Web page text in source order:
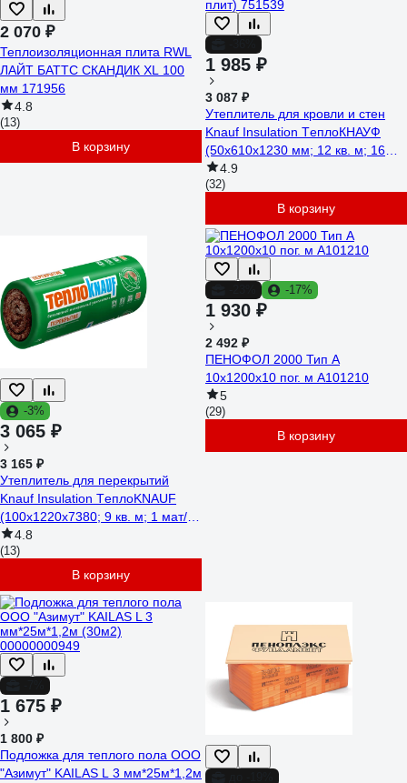
2 070 ₽
Теплоизоляционная плита RWL
ЛАЙТ БАТТС СКАНДИК XL 100
мм 171956
4.8
(13)
В корзину
1 985 ₽
3 087 ₽
Утеплитель для кровли и стен
Knauf Insulation TеплоКНАУФ
(50x610x1230 мм; 12 кв. м; 16
плит) 751539
4.9
(32)
В корзину
-3%
3 065 ₽
3 165 ₽
Утеплитель для перекрытий
Knauf Insulation TеплоKNAUF
(100x1220x7380; 9 кв. м; 1 мат/
рулон) 627868
4.8
(13)
В корзину
-17%
1 930 ₽
2 492 ₽
ПЕНОФОЛ 2000 Тип А
10x1200x10 пог. м А101210
5
(29)
В корзину
1 675 ₽
1 800 ₽
Подложка для теплого пола ООО
"Азимут" KAILAS L 3 мм*25м*1,2м